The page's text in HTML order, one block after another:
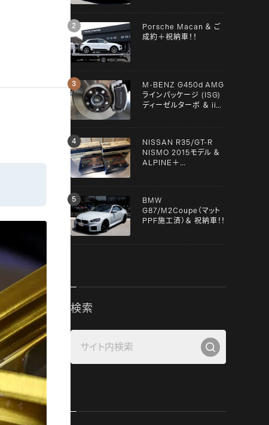
Porsche Macan ＆ ご
成約＋祝納車！！
M-BENZ G450d AMG
ラインパッケージ (ISG)
ディーゼルターボ ＆ iiD
NISSAN R35/GT-R
NISMO 2015モデル ＆
ALPINE＋
BMW
G87/M2Coupe（マット
PPF施工済）＆ 祝納車！！
検索